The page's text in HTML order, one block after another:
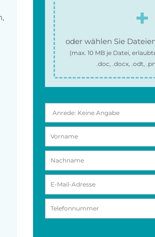
oder wählen Sie
(max.10 MB je Datei,
.doc, .docx, .odt,